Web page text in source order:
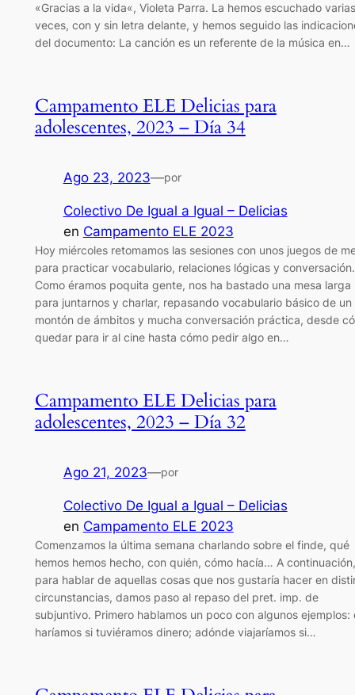
«Gracias a la vida«, Violeta Parra. La hemos escuchado varias
veces, con y sin letra delante, y hemos seguido las
del documento: La canción es un referente de la música en…
Campamento ELE Delicias para
adolescentes, 2023 – Día 34
Ago 23, 2023—por
Colectivo De Igual a Igual – Delicias
en Campamento ELE 2023
Hoy miércoles retomamos las sesiones con unos juegos de
para practicar vocabulario, relaciones lógicas y conversación.
Como éramos poquita gente, nos ha bastado una mesa larga
para juntarnos y charlar, repasando vocabulario básico de un
montón de ámbitos y mucha conversación práctica, desde
quedar para ir al cine hasta cómo pedir algo en…
Campamento ELE Delicias para
adolescentes, 2023 – Día 32
Ago 21, 2023—por
Colectivo De Igual a Igual – Delicias
en Campamento ELE 2023
Comenzamos la última semana charlando sobre el finde, qué
hemos hemos hecho, con quién, cómo hacía… A
para hablar de aquellas cosas que nos gustaría hacer en
circunstancias, damos paso al repaso del pret. imp. de
subjuntivo. Primero hablamos un poco con algunos ejemplos:
haríamos si tuviéramos dinero; adónde viajaríamos si…